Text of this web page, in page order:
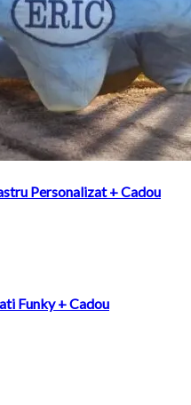
Personalizat + Cadou
Funky + Cadou